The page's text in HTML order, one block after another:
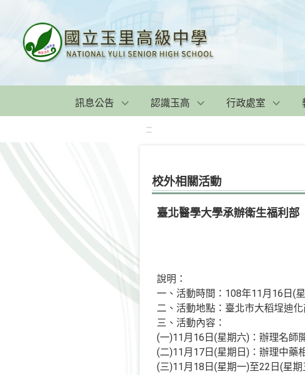
訊息公告 認識玉高 行政處室
:::
校外相關活動
臺北醫學大學承辦衛生福利部
說明：
一、活動時間：108年11月16日(
二、活動地點：臺北市大稻埕迪化
三、活動內容：
(一)11月16日(星期六)：辦理名師
(二)11月17日(星期日)：辦理中藥
(三)11月18日(星期一)至22日(星